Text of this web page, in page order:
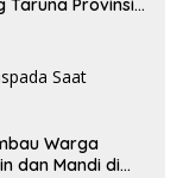
Warga
dan Mandi di